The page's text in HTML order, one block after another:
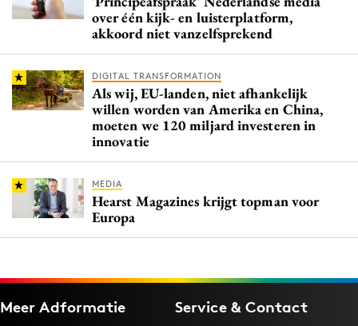
over één kijk- en luisterplatform,
akkoord niet vanzelfsprekend
DIGITAL TRANSFORMATION
Als wij, EU-landen, niet afhankelijk
willen worden van Amerika en China,
moeten we 120 miljard investeren in
innovatie
MEDIA
Hearst Magazines krijgt topman voor
Europa
Meer Adformatie Service & Contact